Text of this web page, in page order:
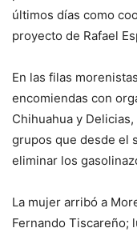
últimos días como
proyecto de Rafael
En las filas
encomiendas con
Chihuahua y
grupos que desde el
eliminar los
La mujer arribó a
Fernando Tiscareño;